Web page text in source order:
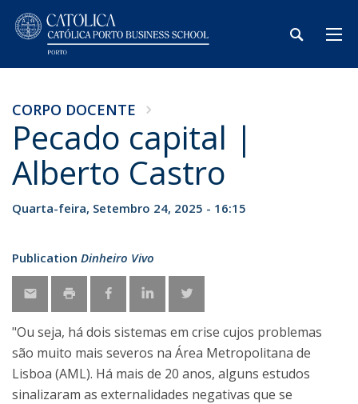
CORPO DOCENTE
Pecado capital |
Alberto Castro
Quarta-feira, Setembro 24, 2025 - 16:15
Publication Dinheiro Vivo
"Ou seja, há dois sistemas em crise cujos problemas
são muito mais severos na Área Metropolitana de
Lisboa (AML). Há mais de 20 anos, alguns estudos
sinalizaram as externalidades negativas que se